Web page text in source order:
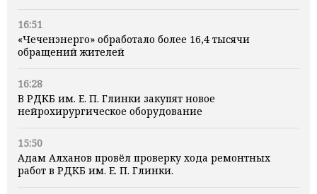
16:51
«Чеченэнерго» обработало более 16,4 тысячи
обращений жителей
16:28
В РДКБ им. Е. П. Глинки закупят новое
нейрохирургическое оборудование
15:50
Адам Алханов провёл проверку хода ремонтных
работ в РДКБ им. Е. П. Глинки.